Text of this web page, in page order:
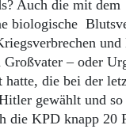
Auch die mit dem
biologische
und
Großvater – oder
hatte, die bei der
gewählt und
die KPD knapp 20